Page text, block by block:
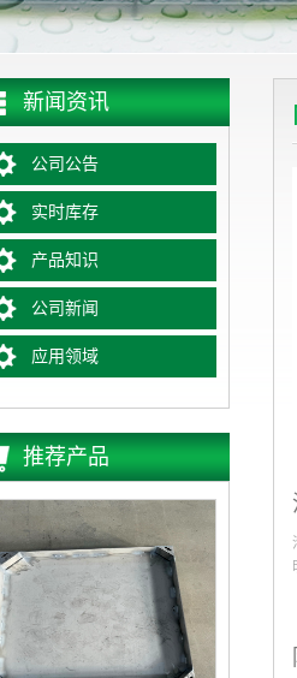
新闻资讯
公司公告
实时库存
产品知识
公司新闻
应用领域
推荐产品